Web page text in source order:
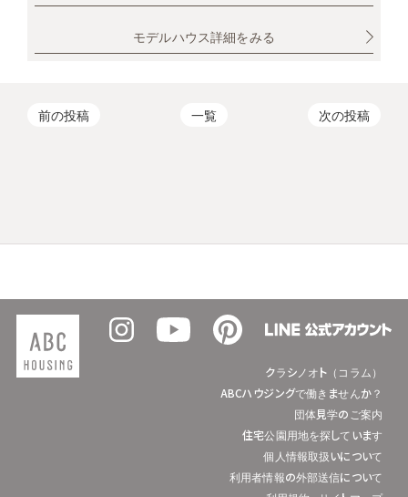
モデルハウス詳細をみる
前の投稿 一覧 次の投稿
クラシノオト（コラム）
ABCハウジングで働きませんか？
団体見学のご案内
住宅公園用地を探しています
個人情報取扱いについて
利用者情報の外部送信について